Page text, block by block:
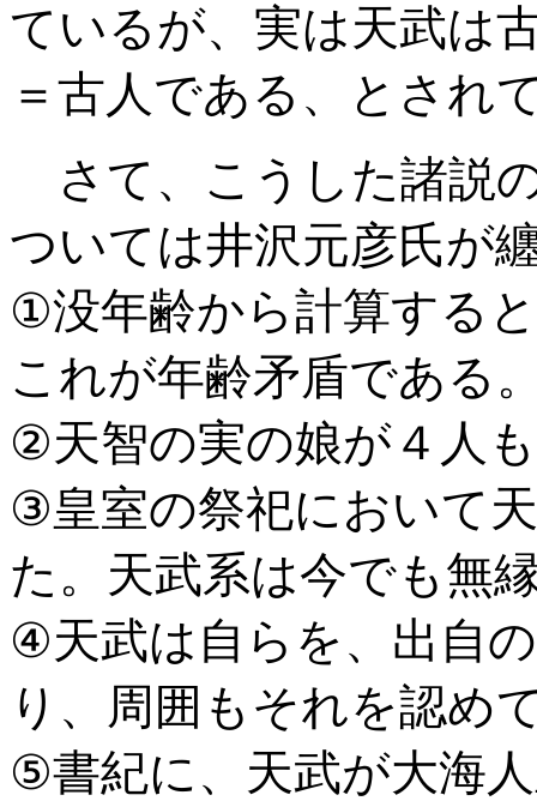
ているが、実は天武は
＝古人である、とされ
さて、こうした諸説
ついては井沢元彦氏が
①没年齢から計算する
これが年齢矛盾である
②天智の実の娘が４人
③皇室の祭祀において
た。天武系は今でも無
④天武は自らを、出自
り、周囲もそれを認め
⑤書紀に、天武が大海